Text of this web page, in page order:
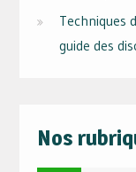
Techniques
guide des
Nos